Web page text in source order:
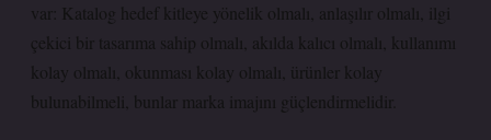
var: Katalog hedef kitleye yönelik olmalı, anlaşılır olmalı, ilgi
çekici bir tasarıma sahip olmalı, akılda kalıcı olmalı, kullanımı
kolay olmalı, okunması kolay olmalı, ürünler kolay
bulunabilmeli, bunlar marka imajını güçlendirmelidir.